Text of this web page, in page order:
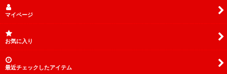
マイページ
お気に入り
最近チェックしたアイテム